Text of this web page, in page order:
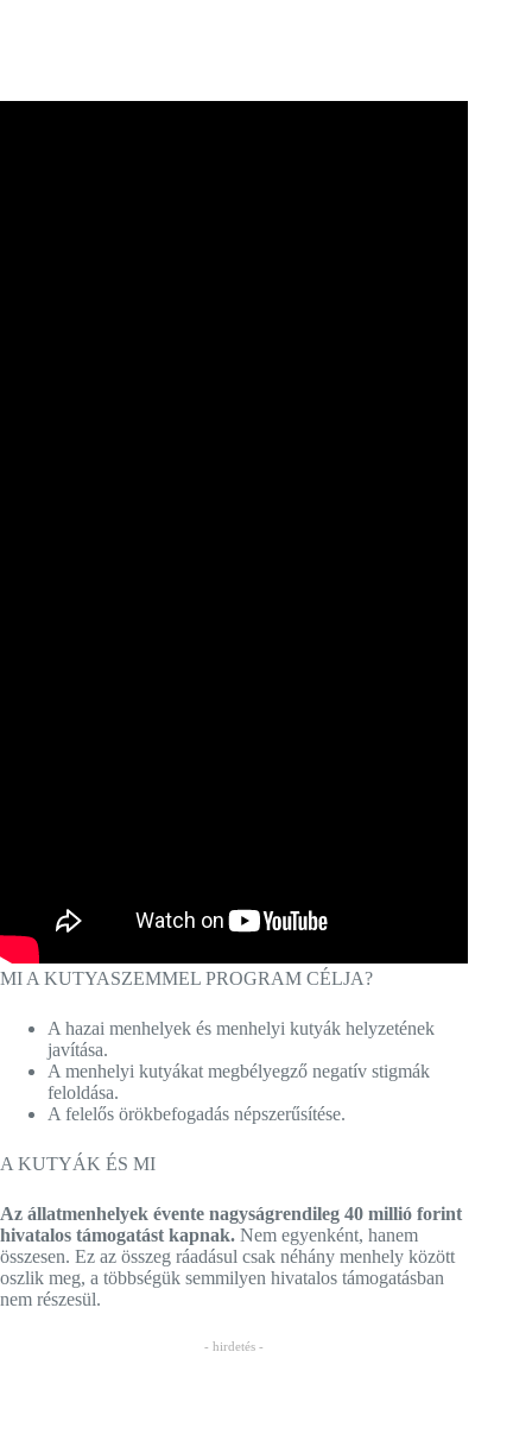
MI A KUTYASZEMMEL PROGRAM CÉLJA?
A hazai menhelyek és menhelyi kutyák helyzetének
javítása.
A menhelyi kutyákat megbélyegző negatív stigmák
feloldása.
A felelős örökbefogadás népszerűsítése.
A KUTYÁK ÉS MI
Az állatmenhelyek évente nagyságrendileg 40 millió forint
hivatalos támogatást kapnak. Nem egyenként, hanem
összesen. Ez az összeg ráadásul csak néhány menhely között
oszlik meg, a többségük semmilyen hivatalos támogatásban
nem részesül.
- hirdetés -